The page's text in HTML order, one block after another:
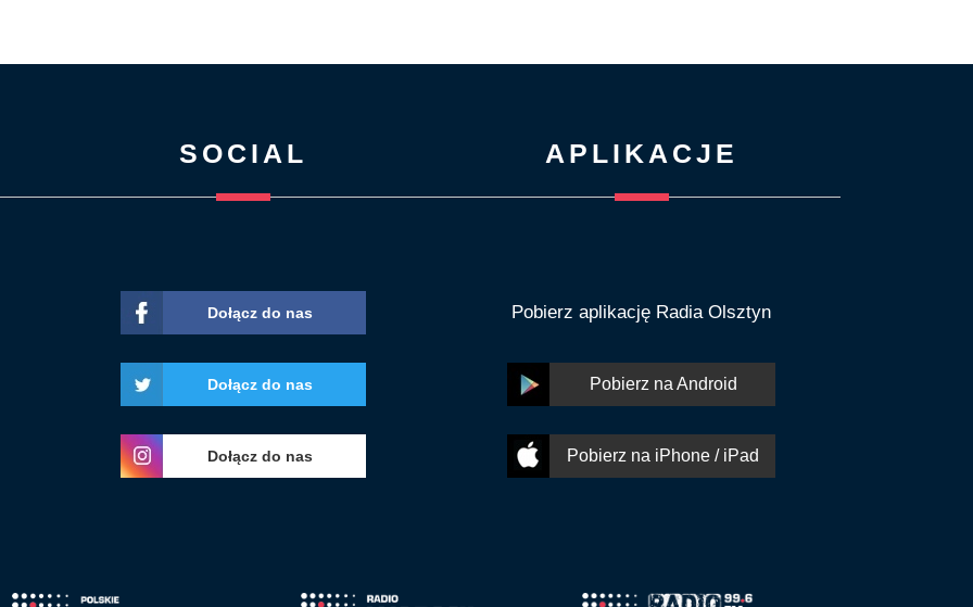
SOCIAL
Dołącz do nas
Dołącz do nas
Dołącz do nas
APLIKACJE
Pobierz aplikację Radia Olsztyn
Pobierz na Android
Pobierz na iPhone / iPad